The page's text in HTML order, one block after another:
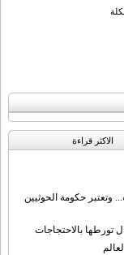
الاکثر قراءة
وتعتبر حكومة الحوثيين
تورطها بالاحتجاجات